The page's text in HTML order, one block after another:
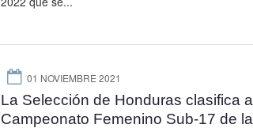
01 NOVIEMBRE 2021
La Selección de Honduras clasifica al
Campeonato Femenino Sub-17 de la